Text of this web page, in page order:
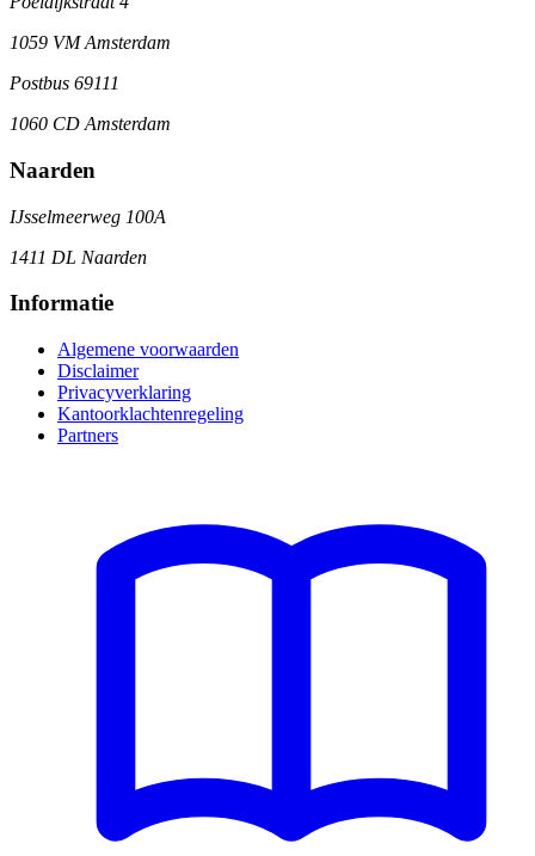
1059 VM Amsterdam
Postbus 69111
1060 CD Amsterdam
Naarden
IJsselmeerweg 100A
1411 DL Naarden
Informatie
Algemene voorwaarden
Disclaimer
Privacyverklaring
Kantoorklachtenregeling
Partners